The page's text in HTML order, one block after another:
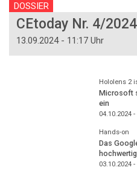
DOSSIER
CEtoday Nr. 4/2024
13.09.2024 - 11:17 Uhr
Hololens 2
Microsoft
ein
04.10.2024 -
Hands-on
Das
03.10.2024 -